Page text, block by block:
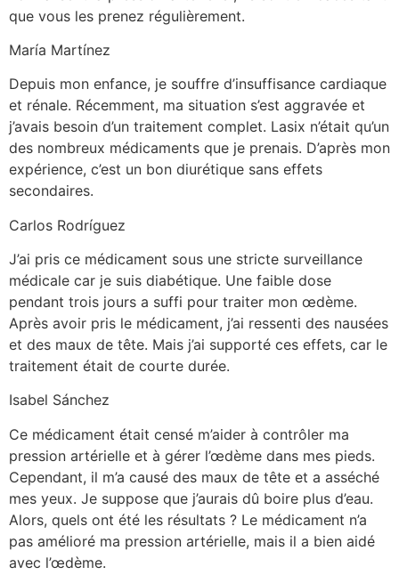
que vous les prenez régulièrement.
María Martínez
Depuis mon enfance, je souffre d’insuffisance cardiaque
et rénale. Récemment, ma situation s’est aggravée et
j’avais besoin d’un traitement complet. Lasix n’était qu’un
des nombreux médicaments que je prenais. D’après mon
expérience, c’est un bon diurétique sans effets
secondaires.
Carlos Rodríguez
J’ai pris ce médicament sous une stricte surveillance
médicale car je suis diabétique. Une faible dose
pendant trois jours a suffi pour traiter mon œdème.
Après avoir pris le médicament, j’ai ressenti des nausées
et des maux de tête. Mais j’ai supporté ces effets, car le
traitement était de courte durée.
Isabel Sánchez
Ce médicament était censé m’aider à contrôler ma
pression artérielle et à gérer l’œdème dans mes pieds.
Cependant, il m’a causé des maux de tête et a asséché
mes yeux. Je suppose que j’aurais dû boire plus d’eau.
Alors, quels ont été les résultats ? Le médicament n’a
pas amélioré ma pression artérielle, mais il a bien aidé
avec l’œdème.